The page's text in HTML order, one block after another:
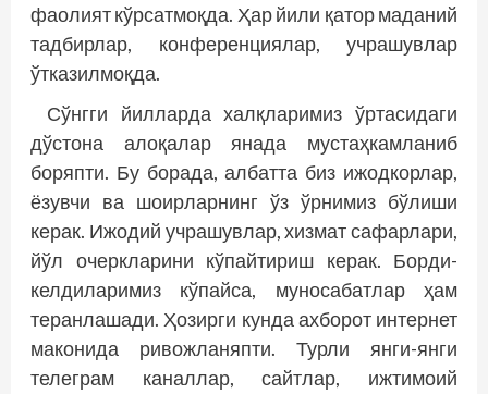
фаолият кўрсатмоқда. Ҳар йили қатор маданий
тадбирлар, конференциялар, учрашувлар
ўтказилмоқда.
Сўнгги йилларда халқларимиз ўртасидаги
дўстона алоқалар янада мус­таҳкамланиб
боряпти. Бу борада, албатта биз ижодкорлар,
ёзувчи ва шоир­ларнинг ўз ўрнимиз бўлиши
керак. Ижодий учрашувлар, хизмат сафарлари,
йўл очеркларини кўпайтириш керак. Борди-
келдиларимиз кўпайса, муносабатлар ҳам
теранлашади. Ҳозирги кунда ахборот интернет
маконида ривожланяпти. Турли янги-янги
телеграм каналлар, сайтлар, ижтимоий